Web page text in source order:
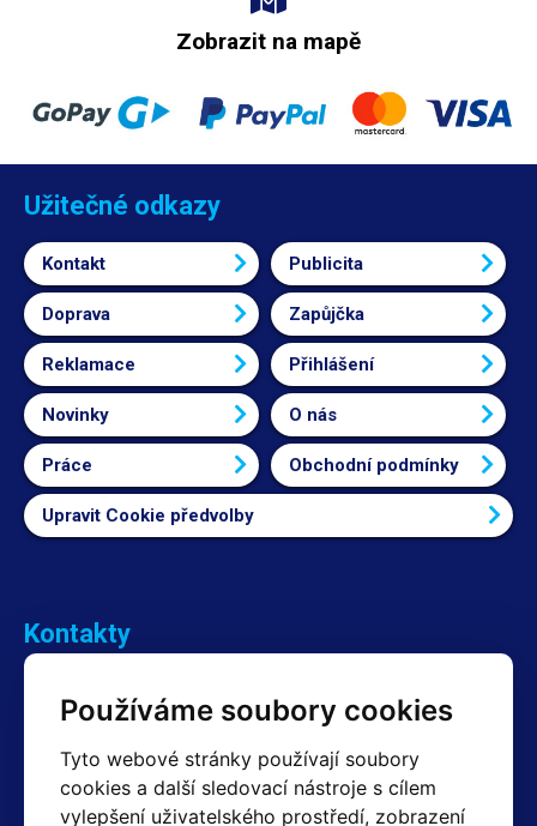
Používáme soubory cookies
Tyto webové stránky používají soubory
cookies a další sledovací nástroje s cílem
vylepšení uživatelského prostředí, zobrazení
Zobrazit na mapě
Užitečné odkazy
Kontakt Publicita
Doprava Zapůjčka
Reklamace Přihlášení
Novinky O nás
Práce Obchodní podmínky
Upravit Cookie předvolby
Kontakty
+420 603 357 606 +420 605 234 204
Fakturační a expediční oddělení
+420 605 259 759 (Po–Pá: 7:30 – 15:00)